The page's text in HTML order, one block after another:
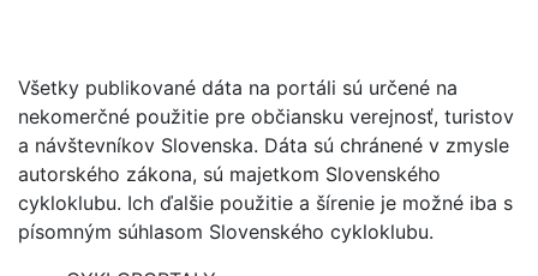
Všetky publikované dáta na portáli sú určené na
nekomerčné použitie pre občiansku verejnosť, turistov
a návštevníkov Slovenska. Dáta sú chránené v zmysle
autorského zákona, sú majetkom Slovenského
cykloklubu. Ich ďalšie použitie a šírenie je možné iba s
písomným súhlasom Slovenského cykloklubu.